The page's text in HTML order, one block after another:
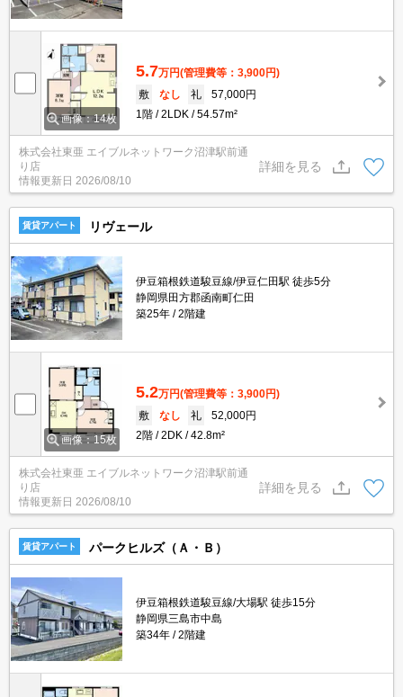
画像：14枚
5.7万円(管理費等：3,900円)
敷
なし 礼
57,000円
1階
2LDK 54.57m²
株式会社東亜 エイブルネットワーク沼津駅前通
り店
情報更新日 2026/08/10
詳細を見る
賃貸アパート リヴェール
伊豆箱根鉄道駿豆線/伊豆仁田駅 徒歩5分
静岡県田方郡函南町仁田
築25年
2階建
画像：15枚
5.2万円(管理費等：3,900円)
敷
なし 礼
52,000円
2階
2DK 42.8m²
株式会社東亜 エイブルネットワーク沼津駅前通
り店
情報更新日 2026/08/10
詳細を見る
賃貸アパート パークヒルズ（Ａ・Ｂ）
伊豆箱根鉄道駿豆線/大場駅 徒歩15分
静岡県三島市中島
築34年
2階建